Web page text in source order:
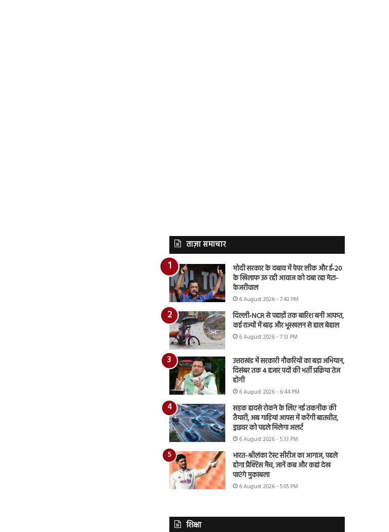
ताज़ा समाचार
मोदी सरकार के दबाव में पेपर लीक और ई-20
के खिलाफ उठ रही आवाज को दबा रहा मेटा-
केजरीवाल
6 August 2026 - 7:43 PM
दिल्ली-NCR से पहाड़ों तक बारिश बनी आफत,
कई राज्यों में बाढ़ और भूस्खलन से हाल बेहाल
6 August 2026 - 7:13 PM
उत्तराखंड में सरकारी नौकरियों का बड़ा अभियान,
दिसंबर तक 4 हजार पदों की भर्ती प्रक्रिया तेज
होगी
6 August 2026 - 6:44 PM
सड़क हादसे रोकने के लिए नई तकनीक की
तैयारी, अब गाड़ियां आपस में करेंगी बातचीत,
ड्राइवर को पहले मिलेगा अलर्ट
6 August 2026 - 5:33 PM
भारत-श्रीलंका टेस्ट सीरीज का आगाज, पहले
होगा प्रैक्टिस मैच, जानें कब और कहां देख
पाएंगे मुकाबला
6 August 2026 - 5:05 PM
शिक्षा